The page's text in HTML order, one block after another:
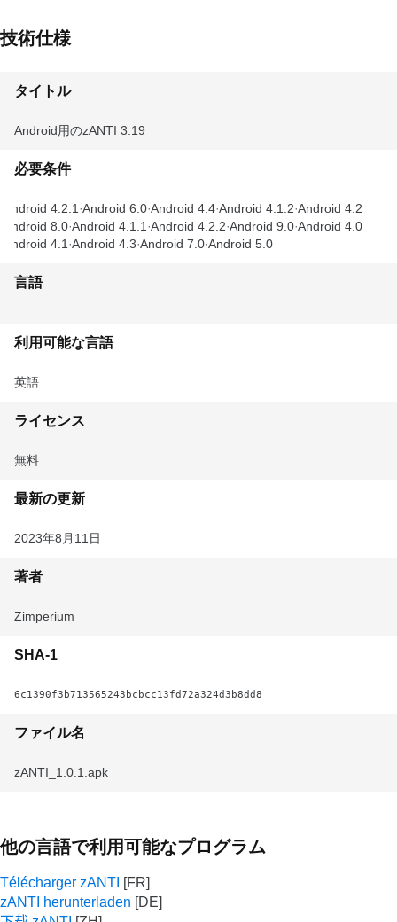
技術仕様
タイトル
Android用のzANTI 3.19
必要条件
Android 4.2.1 Android 6.0 Android 4.4 Android 4.1.2 Android 4.2
Android 8.0 Android 4.1.1 Android 4.2.2 Android 9.0 Android 4.0
Android 4.1 Android 4.3 Android 7.0 Android 5.0
言語
利用可能な言語
英語
ライセンス
無料
最新の更新
2023年8月11日
著者
Zimperium
SHA-1
6c1390f3b713565243bcbcc13fd72a324d3b8dd8
ファイル名
zANTI_1.0.1.apk
他の言語で利用可能なプログラム
Télécharger zANTI
zANTI herunterladen